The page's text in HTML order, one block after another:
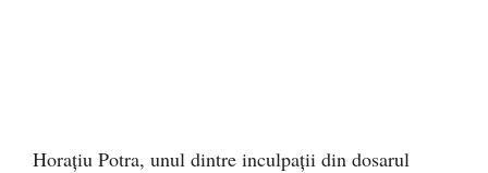
Horațiu Potra, unul dintre inculpații din dosarul